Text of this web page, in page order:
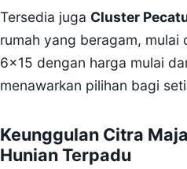
Tersedia juga Cluster
rumah yang beragam, mulai
6×15 dengan harga mulai
menawarkan pilihan bagi
Keunggulan Citra
Hunian Terpadu